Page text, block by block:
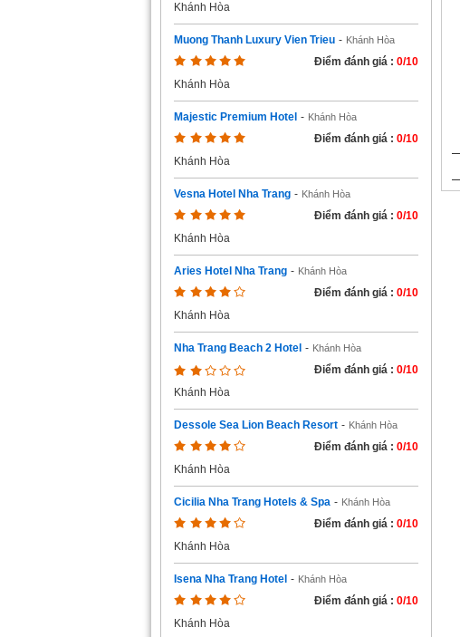
Khánh Hòa
Muong Thanh Luxury Vien Trieu - Khánh Hòa
Điểm đánh giá : 0/10
Khánh Hòa
Majestic Premium Hotel - Khánh Hòa
Điểm đánh giá : 0/10
Khánh Hòa
Vesna Hotel Nha Trang - Khánh Hòa
Điểm đánh giá : 0/10
Khánh Hòa
Aries Hotel Nha Trang - Khánh Hòa
Điểm đánh giá : 0/10
Khánh Hòa
Nha Trang Beach 2 Hotel - Khánh Hòa
Điểm đánh giá : 0/10
Khánh Hòa
Dessole Sea Lion Beach Resort - Khánh Hòa
Điểm đánh giá : 0/10
Khánh Hòa
Cicilia Nha Trang Hotels & Spa - Khánh Hòa
Điểm đánh giá : 0/10
Khánh Hòa
Isena Nha Trang Hotel - Khánh Hòa
Điểm đánh giá : 0/10
Khánh Hòa